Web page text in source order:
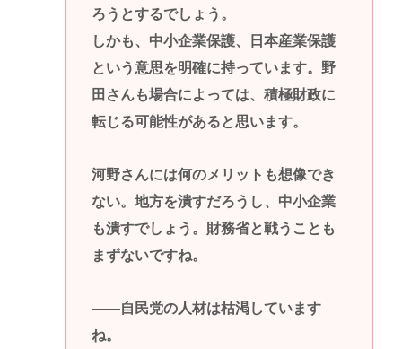
ろうとするでしょう。
しかも、中小企業保護、日本産業保護
という意思を明確に持っています。野
田さんも場合によっては、積極財政に
転じる可能性があると思います。
河野さんには何のメリットも想像でき
ない。地方を潰すだろうし、中小企業
も潰すでしょう。財務省と戦うことも
まずないですね。
――自民党の人材は枯渇しています
ね。